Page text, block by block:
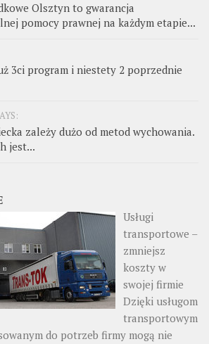
Olsztyn to gwarancja
pomocy prawnej na każdym etapie...
3ci program i niestety 2 poprzednie
zależy dużo od metod wychowania.
jest...
Usługi
transportowe –
zmniejsz
koszty w
swojej firmie
Dzięki usługom
transportowym
do potrzeb firmy mogą nie